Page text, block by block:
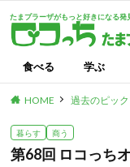
たまプラーザがもっと好きになる発
食べる 学ぶ
HOME 過去のピッ
暮らす 商う
第68回 ロコっち